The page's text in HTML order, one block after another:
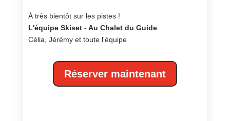
À très bientôt sur les pistes !
L'équipe Skiset - Au Chalet du Guide
Célia, Jérémy et toute l'équipe
Réserver maintenant